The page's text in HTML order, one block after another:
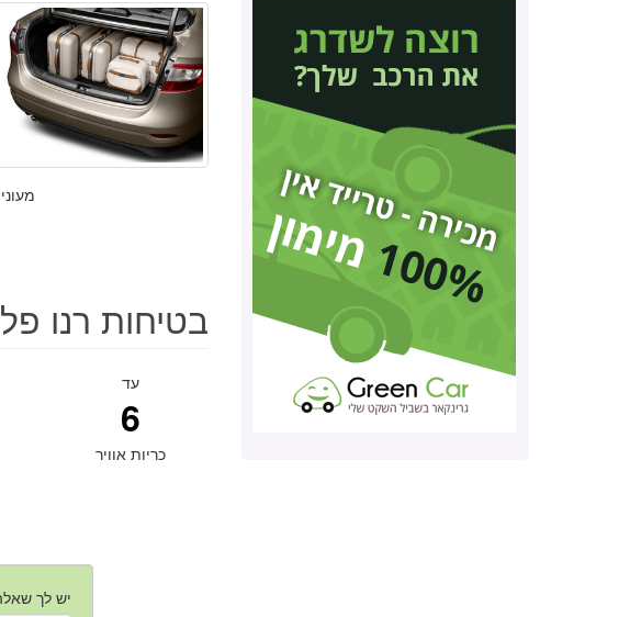
בטיחות רנו פלואנס 2009 -
עד
6
כריות אוויר
יש לך שאלה על